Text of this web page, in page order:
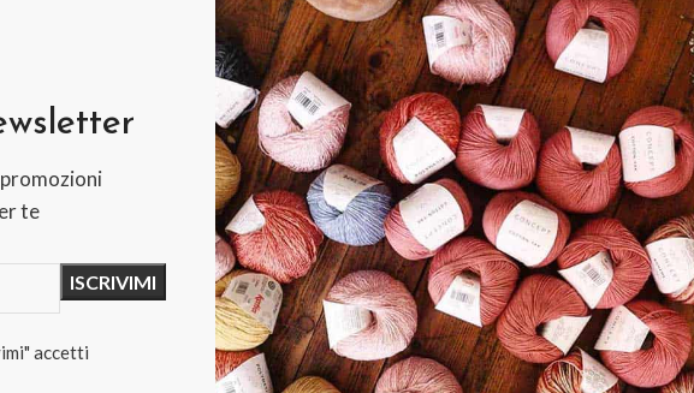
te
accetti
Categorie:Cotone, Filati, In offerta, Primavera-Estate
Tag:100 g, blu, cotone, estate, giallo, lana grossa,
Share:
INFORMAZIONI AGGIUNTIVE RECENSIONI (0)
Cotone lana grossa – Pappagallo
realizzare progetti creativi con un tocco di vivacità e freschezza. I suoi colori
vita a capi e accessori unici che cattureranno l’attenzione di tutti.